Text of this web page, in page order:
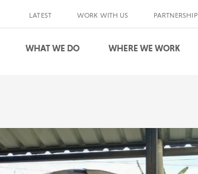
LATEST WORK WITH US PARTNERSHIP
WHAT WE DO WHERE WE WORK